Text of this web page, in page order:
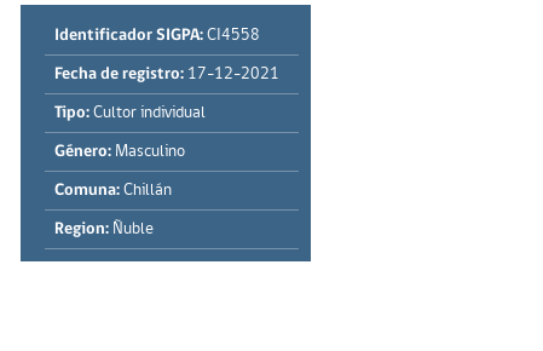
Identificador SIGPA: CI4558
Fecha de registro: 17-12-2021
Tipo: Cultor individual
Género: Masculino
Comuna: Chillán
Region: Ñuble